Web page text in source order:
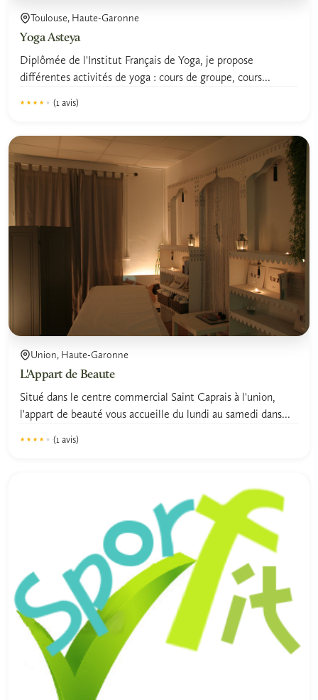
Toulouse, Haute-Garonne
Yoga Asteya
Diplômée de l'Institut Français de Yoga, je propose
différentes activités de yoga : cours de groupe, cours...
★★★★★
★★★★★ (1 avis)
Union, Haute-Garonne
L'Appart de Beaute
Situé dans le centre commercial Saint Caprais à l'union,
l'appart de beauté vous accueille du lundi au samedi dans...
★★★★★
★★★★★ (1 avis)